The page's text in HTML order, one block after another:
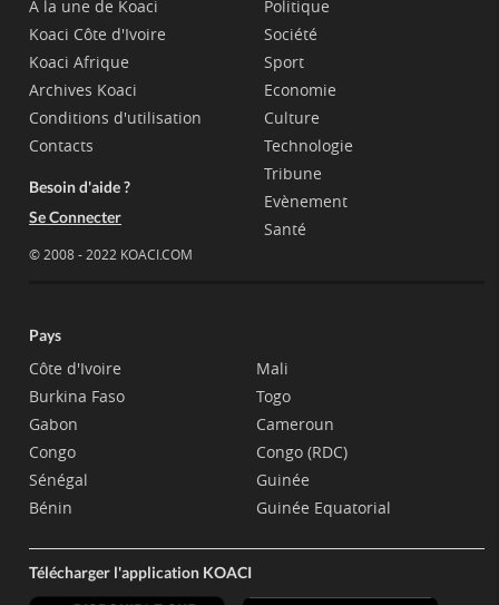
A la une de Koaci
Koaci Côte d'Ivoire
Koaci Afrique
Archives Koaci
Conditions d'utilisation
Contacts
Besoin d'aide ?
Se Connecter
© 2008 - 2022 KOACI.COM
Politique
Société
Sport
Economie
Culture
Technologie
Tribune
Evènement
Santé
Pays
Côte d'Ivoire
Burkina Faso
Gabon
Congo
Sénégal
Bénin
Mali
Togo
Cameroun
Congo (RDC)
Guinée
Guinée Equatorial
Télécharger l'application KOACI